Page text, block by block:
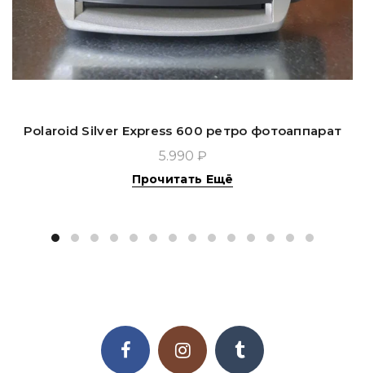
Polaroid Silver Express 600 ретро фотоаппарат
5.990 ₽
Прочитать Ещё